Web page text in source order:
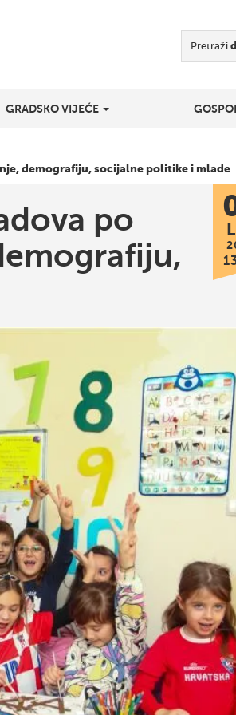
Pretraži
GRADSKO VIJEĆE
demografiju, socijalne politike i mlade
po